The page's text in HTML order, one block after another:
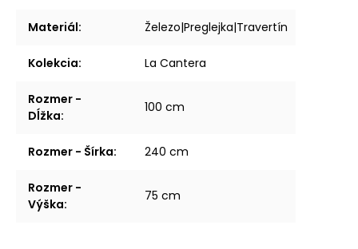
Materiál: Železo|Preglejka|Travertín
Kolekcia: La Cantera
Rozmer -
Dĺžka:
100 cm
Rozmer - Šírka: 240 cm
Rozmer -
Výška:
75 cm